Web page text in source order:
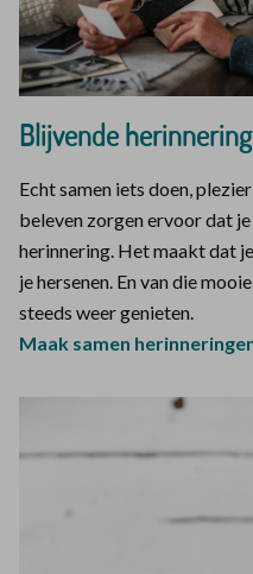
Blijvende
Echt samen iets doen,
beleven zorgen ervoor dat
herinnering. Het maakt dat
je hersenen. En van die
steeds weer genieten.
Maak samen